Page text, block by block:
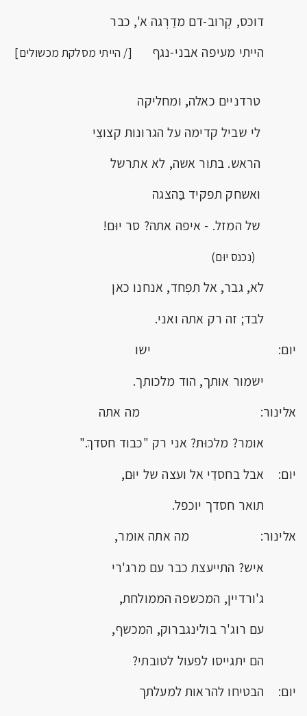
דוכס, קְרוב-דם מדַרְגה א', כבר
הייתי מעיפה אבני-נגף
[/ הייתי מסלקת מכשולים]
טרדניים כאלה, ומחליקה
לי שביל קדימה על הגרונות קצוצֵי
הראש. בתור אשה, לא אתרשל
ואשחק תפקיד בַּהצגה
של המזל. - איפה אתה? סר יוּם!
(נכנס יוּם)
לא, גבר, אל תִפְחד, אנחנו כאן
לבד; זה רק אתה ואני.
יום: ישו
ישמור אותך, הוד מלכותך.
אלינור: מה אתה
אומר? מלכוּת? אני רק "כבוד חסדךְ."
יום: אבל בחסדֵי אל ועצה של יוּם,
תואר חסדך יוכפל.
אלינור: מה אתה אומר,
איש? התייעצת כבר עם מרג'רי
ג'ורדיין, המכשפה הממולחת,
עם רוג'ר בולינגברוק, המכשף,
הם יתגייסו לפעול לטובתי?
יום: הבטיחו להראות למעלתך